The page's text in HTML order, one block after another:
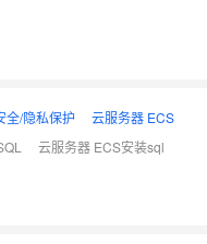
全/隐私保护
云服务器 ECS
云服务器 ECS安装sql